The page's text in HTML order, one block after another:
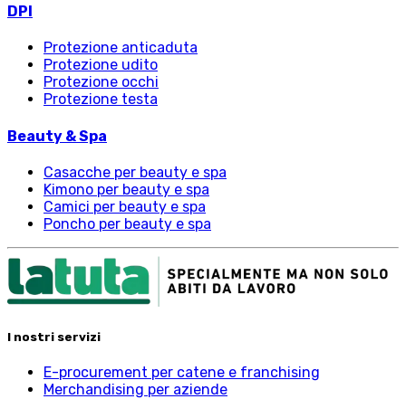
DPI
Protezione anticaduta
Protezione udito
Protezione occhi
Protezione testa
Beauty & Spa
Casacche per beauty e spa
Kimono per beauty e spa
Camici per beauty e spa
Poncho per beauty e spa
I nostri servizi
E-procurement per catene e franchising
Merchandising per aziende